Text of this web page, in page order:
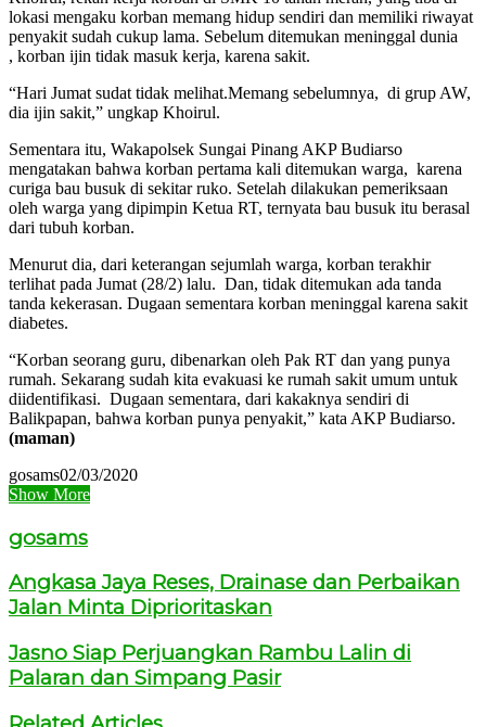
lokasi mengaku korban memang hidup sendiri dan memiliki riwayat
penyakit sudah cukup lama. Sebelum ditemukan meninggal dunia
, korban ijin tidak masuk kerja, karena sakit.
“Hari Jumat sudat tidak melihat.Memang sebelumnya, di grup AW,
dia ijin sakit,” ungkap Khoirul.
Sementara itu, Wakapolsek Sungai Pinang AKP Budiarso
mengatakan bahwa korban pertama kali ditemukan warga, karena
curiga bau busuk di sekitar ruko. Setelah dilakukan pemeriksaan
oleh warga yang dipimpin Ketua RT, ternyata bau busuk itu berasal
dari tubuh korban.
Menurut dia, dari keterangan sejumlah warga, korban terakhir
terlihat pada Jumat (28/2) lalu. Dan, tidak ditemukan ada tanda
tanda kekerasan. Dugaan sementara korban meninggal karena sakit
diabetes.
“Korban seorang guru, dibenarkan oleh Pak RT dan yang punya
rumah. Sekarang sudah kita evakuasi ke rumah sakit umum untuk
diidentifikasi. Dugaan sementara, dari kakaknya sendiri di
Balikpapan, bahwa korban punya penyakit,” kata AKP Budiarso.
(maman)
gosams02/03/2020
Show More
gosams
Angkasa Jaya Reses, Drainase dan Perbaikan
Jalan Minta Diprioritaskan
Jasno Siap Perjuangkan Rambu Lalin di
Palaran dan Simpang Pasir